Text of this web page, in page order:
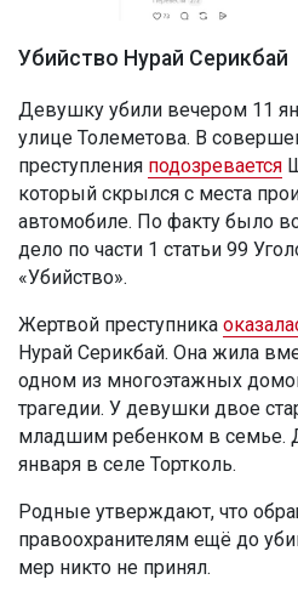
Убийство Нурай Серикбай
Девушку убили вечером 11
улице Толеметова. В
преступления подозревается
который скрылся с места
автомобиле. По факту было
дело по части 1 статьи 99
«Убийство».
Жертвой преступника
Нурай Серикбай. Она жила
одном из многоэтажных
трагедии. У девушки двое
младшим ребенком в семье.
января в селе Тортколь.
Родные утверждают, что
правоохранителям ещё до
мер никто не принял.